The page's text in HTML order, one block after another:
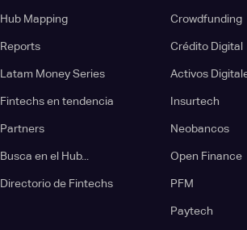
Hub Mapping
Reports
Latam Money Series
Fintechs en tendencia
Partners
Busca en el Hub...
Directorio de Fintechs
Crowdfunding
Crédito Digital
Activos
Insurtech
Neobancos
Open Finance
PFM
Paytech